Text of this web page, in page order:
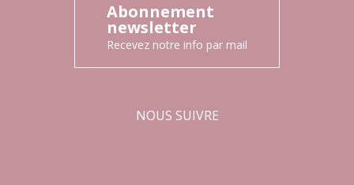
Abonnement
newsletter
Recevez notre info par mail
NOUS SUIVRE